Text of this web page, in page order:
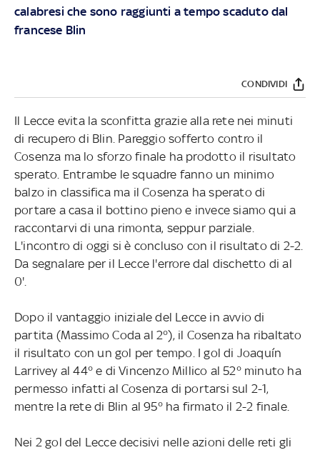
calabresi che sono raggiunti a tempo scaduto dal
francese Blin
CONDIVIDI
Il Lecce evita la sconfitta grazie alla rete nei minuti
di recupero di Blin. Pareggio sofferto contro il
Cosenza ma lo sforzo finale ha prodotto il risultato
sperato. Entrambe le squadre fanno un minimo
balzo in classifica ma il Cosenza ha sperato di
portare a casa il bottino pieno e invece siamo qui a
raccontarvi di una rimonta, seppur parziale.
L'incontro di oggi si è concluso con il risultato di 2-2.
Da segnalare per il Lecce l'errore dal dischetto di al
0'.
Dopo il vantaggio iniziale del Lecce in avvio di
partita (Massimo Coda al 2°), il Cosenza ha ribaltato
il risultato con un gol per tempo. I gol di Joaquín
Larrivey al 44° e di Vincenzo Millico al 52° minuto ha
permesso infatti al Cosenza di portarsi sul 2-1,
mentre la rete di Blin al 95° ha firmato il 2-2 finale.
Nei 2 gol del Lecce decisivi nelle azioni delle reti gli